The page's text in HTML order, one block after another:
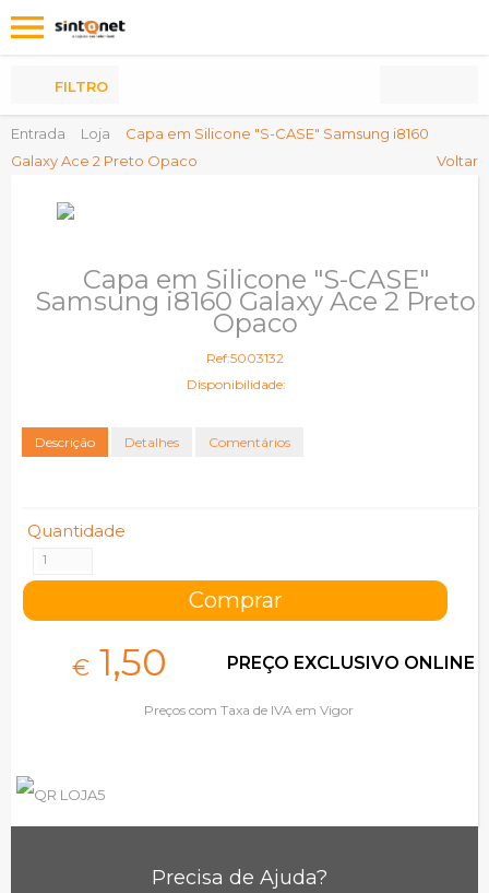
Entrada Loja
Capa em Silicone "S-CASE" Samsung i8160
Galaxy Ace 2 Preto Opaco
Voltar
FILTRO
Capa em Silicone "S-CASE"
Samsung i8160 Galaxy Ace 2 Preto
Opaco
Ref:5003132
Disponibilidade:
Descrição Detalhes Comentários
Quantidade
€ 1,50 PREÇO EXCLUSIVO ONLINE
Preços com Taxa de IVA em Vigor
Precisa de Ajuda?